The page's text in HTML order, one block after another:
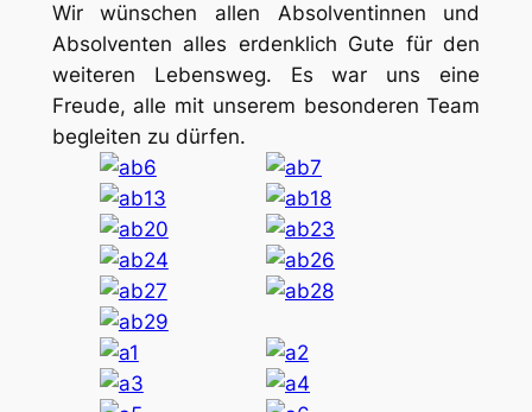
Wir wünschen allen Absolventinnen und
Absolventen alles erdenklich Gute für den
weiteren Lebensweg. Es war uns eine
Freude, alle mit unserem besonderen Team
begleiten zu dürfen.